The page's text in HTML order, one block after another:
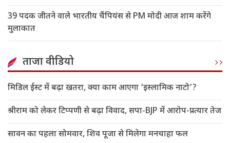
39 पदक जीतने वाले भारतीय चैंपियंस से PM मोदी आज शाम करेंगे
मुलाकात
ताजा वीडियो
मिडिल ईस्ट में बढ़ा खतरा, क्या काम आएगा ‘इस्लामिक नाटो’?
श्रीराम को लेकर टिप्पणी से बढ़ा विवाद, सपा-BJP में आरोप-प्रत्यार तेज
सावन का पहला सोमवार, शिव पूजा से मिलेगा मनचाहा फल